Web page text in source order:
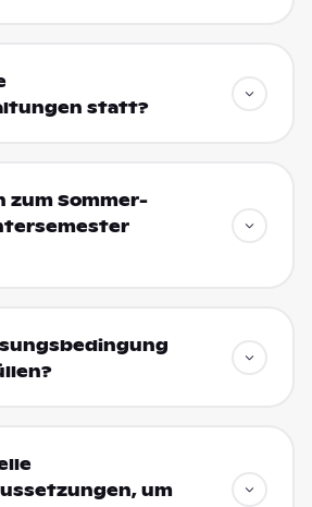
statt?
zum Sommer-
um